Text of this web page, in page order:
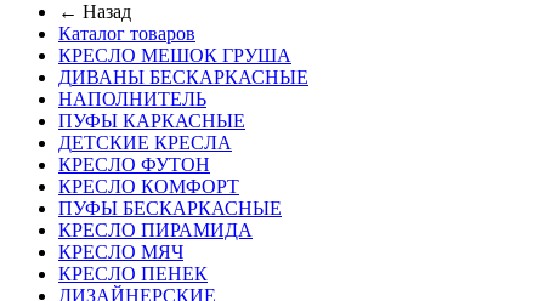
← Назад
Каталог товаров
КРЕСЛО МЕШОК ГРУША
ДИВАНЫ БЕСКАРКАСНЫЕ
НАПОЛНИТЕЛЬ
ПУФЫ КАРКАСНЫЕ
ДЕТСКИЕ КРЕСЛА
КРЕСЛО ФУТОН
КРЕСЛО КОМФОРТ
ПУФЫ БЕСКАРКАСНЫЕ
КРЕСЛО ПИРАМИДА
КРЕСЛО МЯЧ
КРЕСЛО ПЕНЕК
ДИЗАЙНЕРСКИЕ